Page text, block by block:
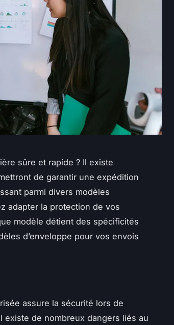
sûre et rapide ? Il existe
de garantir une expédition
parmi divers modèles
adapter la protection de vos
modèle détient des spécificités
d’enveloppe pour vos envois
assure la sécurité lors de
existe de nombreux dangers liés au